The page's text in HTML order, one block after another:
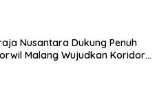
Nusantara Dukung Penuh
Malang Wujudkan Koridor